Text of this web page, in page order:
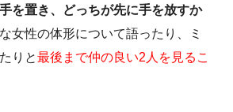
を置き、どっちが先に手を放すか
女性の体形について語ったり、ミ
りと最後まで仲の良い2人を見るこ